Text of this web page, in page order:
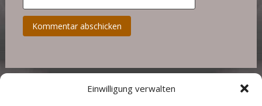
Einwilligung verwalten